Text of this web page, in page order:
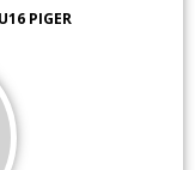
PIGER